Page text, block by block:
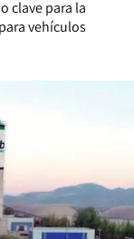
clave para la
vehículos